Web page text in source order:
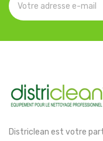
Districlean est votre